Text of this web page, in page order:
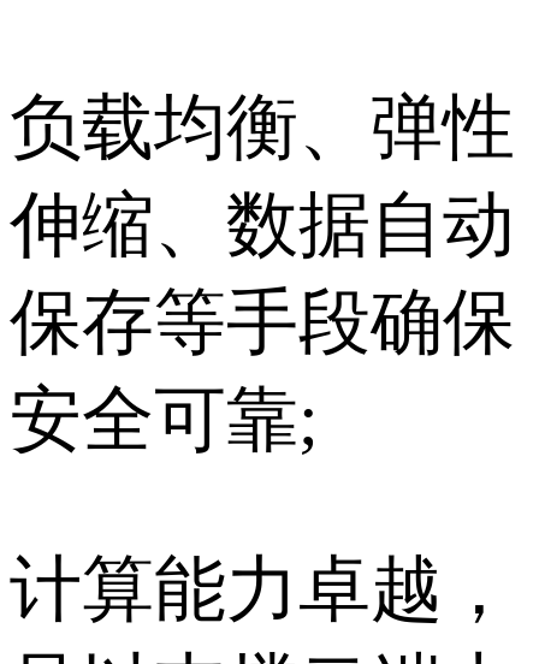
负载均衡、弹性
伸缩、数据自动
保存等手段确保
安全可靠;
计算能力卓越，